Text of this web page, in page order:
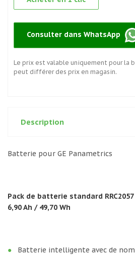
Consulter dans WhatsApp
Le prix est valable uniquement pour la
peut différer des prix en magasin.
Description
Batterie pour GE Panametrics
Pack de batterie standard RRC2057
6,90 Ah / 49,70 Wh
Batterie intelligente avec de